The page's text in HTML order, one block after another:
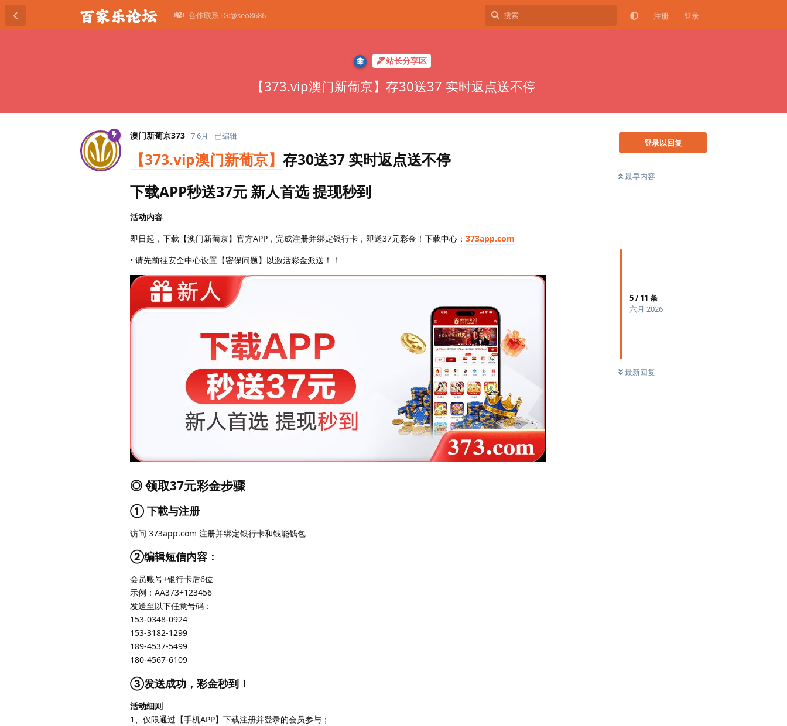
合作联系TG:@seo8686 注册 登录
站长分享区
【373.vip澳门新葡京】存30送37 实时返点送不停
登录以回复
最早内容
5/11 条
六月 2026
最新回复
澳门新葡京373 7 6月 已编辑
【373.vip澳门新葡京】 存30送37 实时返点送不停
下载APP秒送37元 新人首选 提现秒到
活动内容
即日起，下载【澳门新葡京】官方APP，完成注册并绑定银行卡，即送37元彩金！下载中心： 373app.com
• 请先前往安全中心设置【密保问题】以激活彩金派送！！
◎ 领取37元彩金步骤
① 下載与注册
访问 373app.com 注册并绑定银行卡和钱能钱包
②编辑短信内容：
会员账号+银行卡后6位
示例：AA373+123456
发送至以下任意号码：
153-0348-0924
153-3182-1299
189-4537-5499
180-4567-6109
③发送成功，彩金秒到！
活动细则
1、仅限通过【手机APP】下载注册并登录的会员参与；